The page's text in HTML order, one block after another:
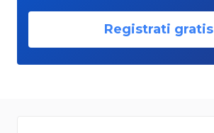
Registrati gratis